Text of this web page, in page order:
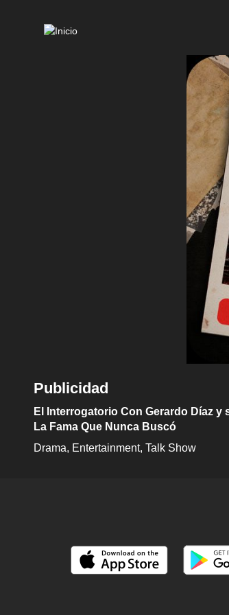
Publicidad
El Interrogatorio Con Gerardo Díaz
La Fama Que Nunca Buscó
Drama
Entertainment Talk Show